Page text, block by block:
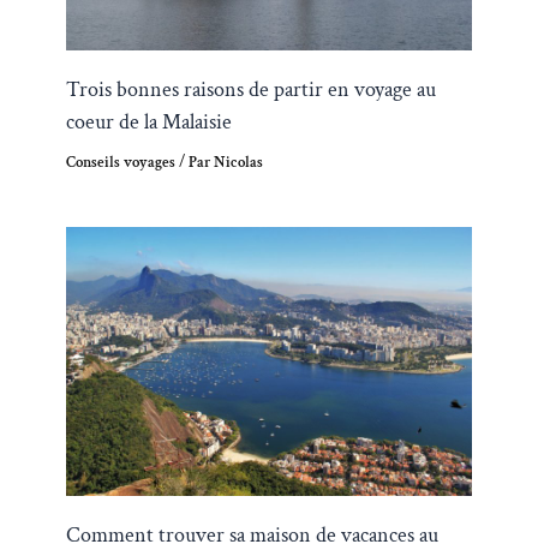
Trois bonnes raisons de partir en voyage au
coeur de la Malaisie
Conseils voyages/ ParNicolas
Comment trouver sa maison de vacances au